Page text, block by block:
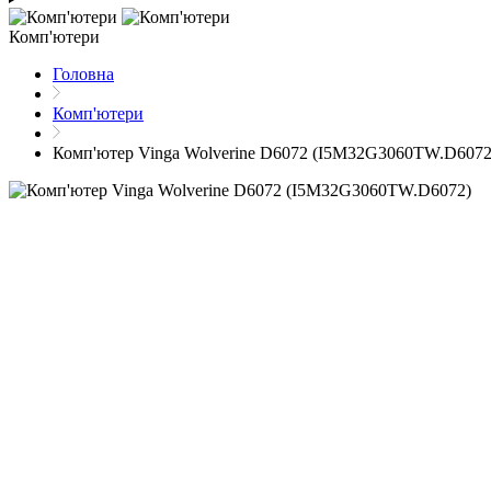
Комп'ютери
Головна
Комп'ютери
Комп'ютер Vinga Wolverine D6072